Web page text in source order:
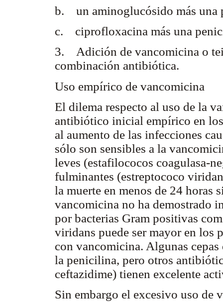
b. un aminoglucósido más una
c. ciprofloxacina más una
3. Adición de vancomicina o
combinación antibiótica.
Uso empírico de vancomicina
El dilema respecto al uso de la
antibiótico inicial empírico en
al aumento de las infecciones
sólo son sensibles a la
leves (estafilococos coagulasa-
fulminantes (estreptococo
la muerte en menos de 24 horas
vancomicina no ha demostrado
por bacterias Gram positivas
viridans puede ser mayor en los
con vancomicina. Algunas
la penicilina, pero otros
ceftazidime) tienen excelente
Sin embargo el excesivo uso de